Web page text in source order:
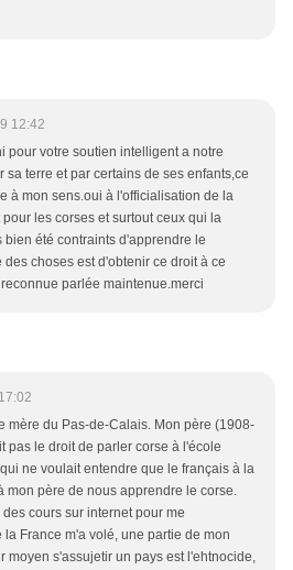
12:42
pour votre soutien intelligent a notre
sa terre et par certains de ses enfants,ce
à mon sens.oui à l'officialisation de la
les corses et surtout ceux qui la
bien été contraints d'apprendre le
choses est d'obtenir ce droit à ce
parlée maintenue.merci
mère du Pas-de-Calais. Mon père (1908-
pas le droit de parler corse à l'école
ne voulait entendre que le français à la
mon père de nous apprendre le corse.
cours sur internet pour me
France m'a volé, une partie de mon
moyen s'assujetir un pays est l'ehtnocide,